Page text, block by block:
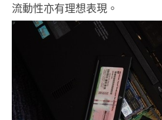
流動性亦有理想表現。